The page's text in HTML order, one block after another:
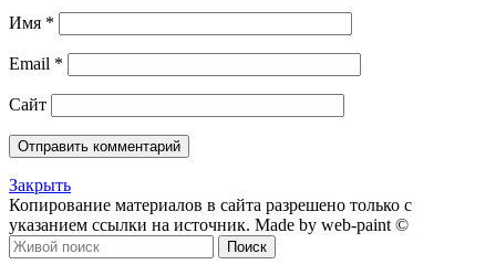
Имя *
Email *
Сайт
Закрыть
Копирование материалов в сайта разрешено только с
указанием ссылки на источник. Made by web-paint ©
Поиск